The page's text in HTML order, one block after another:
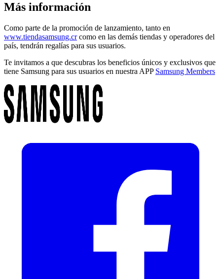
Más información
Como parte de la promoción de lanzamiento, tanto en
www.tiendasamsung.cr como en las demás tiendas y operadores del
país, tendrán regalías para sus usuarios.
Te invitamos a que descubras los beneficios únicos y exclusivos que
tiene Samsung para sus usuarios en nuestra APP Samsung Members